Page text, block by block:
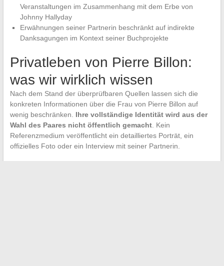
Veranstaltungen im Zusammenhang mit dem Erbe von
Johnny Hallyday
Erwähnungen seiner Partnerin beschränkt auf indirekte
Danksagungen im Kontext seiner Buchprojekte
Privatleben von Pierre Billon:
was wir wirklich wissen
Nach dem Stand der überprüfbaren Quellen lassen sich die
konkreten Informationen über die Frau von Pierre Billon auf
wenig beschränken. Ihre vollständige Identität wird aus der
Wahl des Paares nicht öffentlich gemacht. Kein
Referenzmedium veröffentlicht ein detailliertes Porträt, ein
offizielles Foto oder ein Interview mit seiner Partnerin.